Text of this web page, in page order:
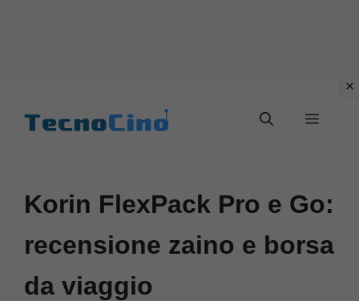
Menu
Korin FlexPack Pro e Go:
recensione zaino e borsa
da viaggio